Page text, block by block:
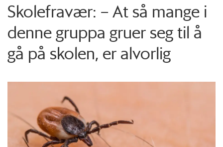
Skolefravær: – At så mange i
denne gruppa gruer seg til å
gå på skolen, er alvorlig